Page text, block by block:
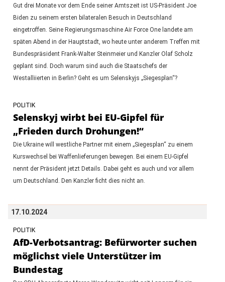
Gut drei Monate vor dem Ende seiner Amtszeit ist US-Präsident Joe
Biden zu seinem ersten bilateralen Besuch in Deutschland
eingetroffen. Seine Regierungsmaschine Air Force One landete am
späten Abend in der Hauptstadt, wo heute unter anderem Treffen mit
Bundespräsident Frank-Walter Steinmeier und Kanzler Olaf Scholz
geplant sind. Doch warum sind auch die Staatschefs der
Westalliierten in Berlin? Geht es um Selenskyjs „Siegesplan“?
POLITIK
Selenskyj wirbt bei EU-Gipfel für
„Frieden durch Drohungen!“
Die Ukraine will westliche Partner mit einem „Siegesplan“ zu einem
Kurswechsel bei Waffenlieferungen bewegen. Bei einem EU-Gipfel
nennt der Präsident jetzt Details. Dabei geht es auch und vor allem
um Deutschland. Den Kanzler ficht dies nicht an.
17.10.2024
POLITIK
AfD-Verbotsantrag: Befürworter suchen
möglichst viele Unterstützer im
Bundestag